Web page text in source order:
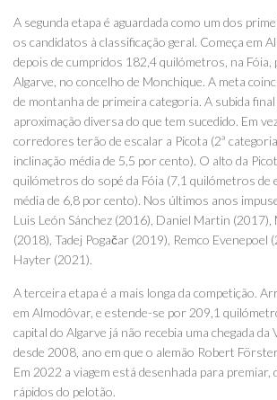
A segunda etapa é aguardada como um dos
os candidatos à classificação geral. Começa em
depois de cumpridos 182,4 quilómetros, na Fóia,
Algarve, no concelho de Monchique. A meta
de montanha de primeira categoria. A subida
aproximação diversa do que tem sucedido. Em
corredores terão de escalar a Picota (2ª
inclinação média de 5,5 por cento). O alto da
quilómetros do sopé da Fóia (7,1 quilómetros de
média de 6,8 por cento). Nos últimos anos
Luis León Sánchez (2016), Daniel Martin
(2018), Tadej Pogačar (2019), Remco Evenepoel
Hayter (2021).
A terceira etapa é a mais longa da competição.
em Almodôvar, e estende-se por 209,1
capital do Algarve já não recebia uma chegada da
desde 2008, ano em que o alemão Robert Förster
Em 2022 a viagem está desenhada para premiar,
rápidos do pelotão.